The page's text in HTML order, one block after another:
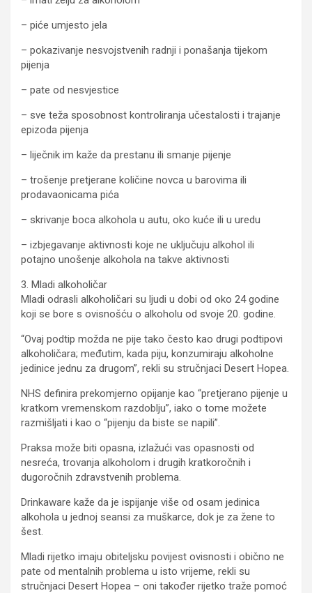
– piće umjesto jela
– pokazivanje nesvojstvenih radnji i ponašanja tijekom
pijenja
– pate od nesvjestice
– sve teža sposobnost kontroliranja učestalosti i trajanje
epizoda pijenja
– liječnik im kaže da prestanu ili smanje pijenje
– trošenje pretjerane količine novca u barovima ili
prodavaonicama pića
– skrivanje boca alkohola u autu, oko kuće ili u uredu
– izbjegavanje aktivnosti koje ne uključuju alkohol ili
potajno unošenje alkohola na takve aktivnosti
3. Mladi alkoholičar
Mladi odrasli alkoholičari su ljudi u dobi od oko 24 godine
koji se bore s ovisnošću o alkoholu od svoje 20. godine.
“Ovaj podtip možda ne pije tako često kao drugi podtipovi
alkoholičara; međutim, kada piju, konzumiraju alkoholne
jedinice jednu za drugom”, rekli su stručnjaci Desert Hopea.
NHS definira prekomjerno opijanje kao “pretjerano pijenje u
kratkom vremenskom razdoblju”, iako o tome možete
razmišljati i kao o “pijenju da biste se napili”.
Praksa može biti opasna, izlažući vas opasnosti od
nesreća, trovanja alkoholom i drugih kratkoročnih i
dugoročnih zdravstvenih problema.
Drinkaware kaže da je ispijanje više od osam jedinica
alkohola u jednoj seansi za muškarce, dok je za žene to
šest.
Mladi rijetko imaju obiteljsku povijest ovisnosti i obično ne
pate od mentalnih problema u isto vrijeme, rekli su
stručnjaci Desert Hopea – oni također rijetko traže pomoć